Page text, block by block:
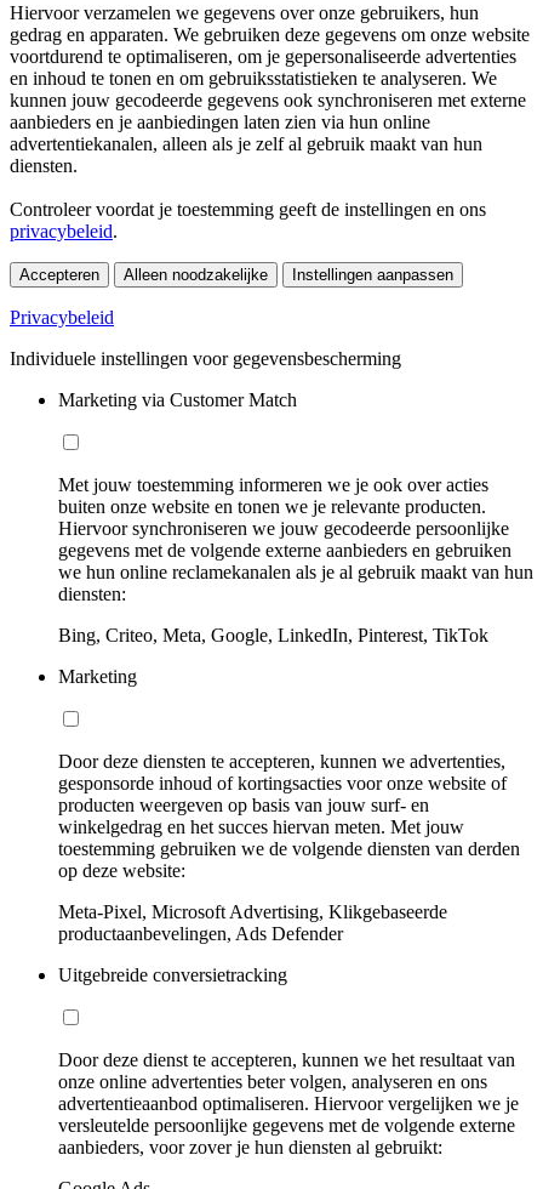
Hiervoor verzamelen we gegevens over onze gebruikers, hun
gedrag en apparaten. We gebruiken deze gegevens om onze website
voortdurend te optimaliseren, om je gepersonaliseerde advertenties
en inhoud te tonen en om gebruiksstatistieken te analyseren. We
kunnen jouw gecodeerde gegevens ook synchroniseren met externe
aanbieders en je aanbiedingen laten zien via hun online
advertentiekanalen, alleen als je zelf al gebruik maakt van hun
diensten.
Controleer voordat je toestemming geeft de instellingen en ons
privacybeleid.
Accepteren Alleen noodzakelijke Instellingen aanpassen
Privacybeleid
Individuele instellingen voor gegevensbescherming
Marketing via Customer Match
Met jouw toestemming informeren we je ook over acties
buiten onze website en tonen we je relevante producten.
Hiervoor synchroniseren we jouw gecodeerde persoonlijke
gegevens met de volgende externe aanbieders en gebruiken
we hun online reclamekanalen als je al gebruik maakt van hun
diensten:
Bing, Criteo, Meta, Google, LinkedIn, Pinterest, TikTok
Marketing
Door deze diensten te accepteren, kunnen we advertenties,
gesponsorde inhoud of kortingsacties voor onze website of
producten weergeven op basis van jouw surf- en
winkelgedrag en het succes hiervan meten. Met jouw
toestemming gebruiken we de volgende diensten van derden
op deze website:
Meta-Pixel, Microsoft Advertising, Klikgebaseerde
productaanbevelingen, Ads Defender
Uitgebreide conversietracking
Door deze dienst te accepteren, kunnen we het resultaat van
onze online advertenties beter volgen, analyseren en ons
advertentieaanbod optimaliseren. Hiervoor vergelijken we je
versleutelde persoonlijke gegevens met de volgende externe
aanbieders, voor zover je hun diensten al gebruikt: